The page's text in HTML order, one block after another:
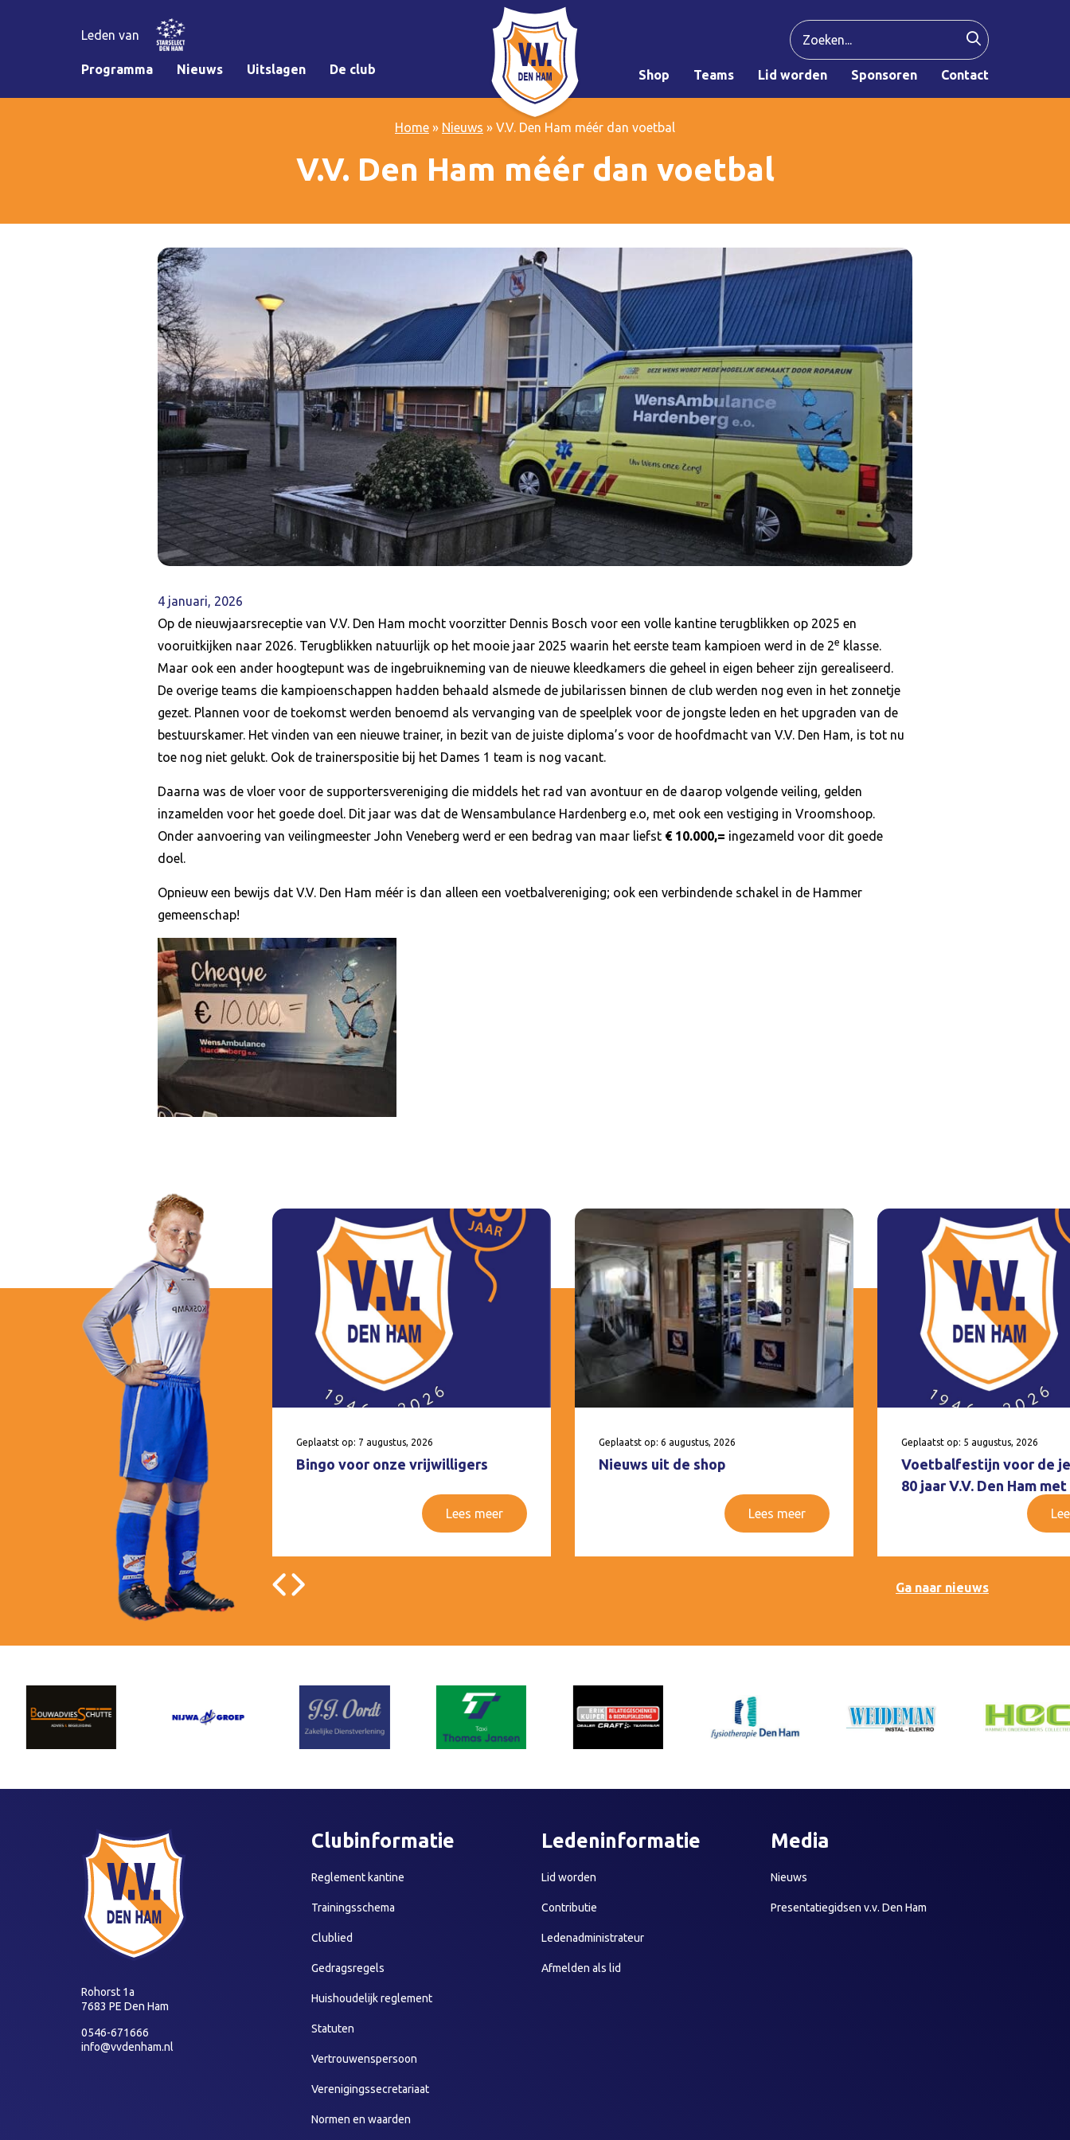
Leden van
Programma Nieuws Uitslagen De club Shop Teams Lid worden Sponsoren Contact
Home » Nieuws » V.V. Den Ham méér dan voetbal
V.V. Den Ham méér dan voetbal
4 januari, 2026
Op de nieuwjaarsreceptie van V.V. Den Ham mocht voorzitter Dennis Bosch voor een volle kantine terugblikken op 2025 en
vooruitkijken naar 2026. Terugblikken natuurlijk op het mooie jaar 2025 waarin het eerste team kampioen werd in de 2e klasse.
Maar ook een ander hoogtepunt was de ingebruikneming van de nieuwe kleedkamers die geheel in eigen beheer zijn gerealiseerd.
De overige teams die kampioenschappen hadden behaald alsmede de jubilarissen binnen de club werden nog even in het zonnetje
gezet. Plannen voor de toekomst werden benoemd als vervanging van de speelplek voor de jongste leden en het upgraden van de
bestuurskamer. Het vinden van een nieuwe trainer, in bezit van de juiste diploma’s voor de hoofdmacht van V.V. Den Ham, is tot nu
toe nog niet gelukt. Ook de trainerspositie bij het Dames 1 team is nog vacant.
Daarna was de vloer voor de supportersvereniging die middels het rad van avontuur en de daarop volgende veiling, gelden
inzamelden voor het goede doel. Dit jaar was dat de Wensambulance Hardenberg e.o, met ook een vestiging in Vroomshoop.
Onder aanvoering van veilingmeester John Veneberg werd er een bedrag van maar liefst € 10.000,= ingezameld voor dit goede
doel.
Opnieuw een bewijs dat V.V. Den Ham méér is dan alleen een voetbalvereniging; ook een verbindende schakel in de Hammer
gemeenschap!
Geplaatst op: 7 augustus, 2026
Bingo voor onze vrijwilligers
Lees meer
Geplaatst op: 6 augustus, 2026
Nieuws uit de shop
Lees meer
Geplaatst op: 5 augustus, 2026
Voetbalfestijn voor de
80 jaar V.V. Den Ham
Ga naar nieuws
Rohorst 1a
7683 PE Den Ham
0546-671666
info@vvdenham.nl
Clubinformatie
Reglement kantine
Trainingsschema
Clublied
Gedragsregels
Huishoudelijk reglement
Statuten
Vertrouwenspersoon
Verenigingssecretariaat
Normen en waarden
Ledeninformatie
Lid worden
Contributie
Ledenadministrateur
Afmelden als lid
Media
Nieuws
Presentatiegidsen v.v. Den Ham